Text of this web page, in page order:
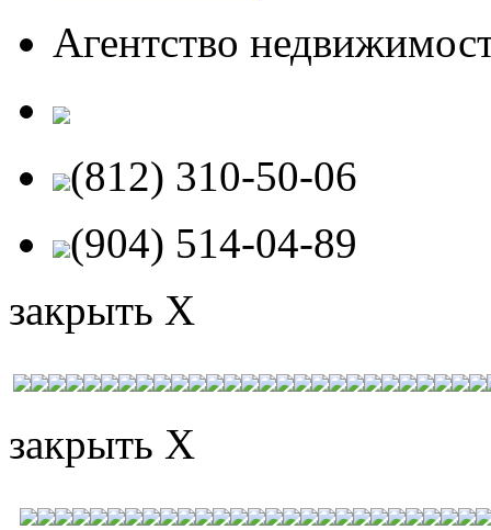
Агентство
(812) 310-50-06
(904) 514-04-89
закрыть X
закрыть X